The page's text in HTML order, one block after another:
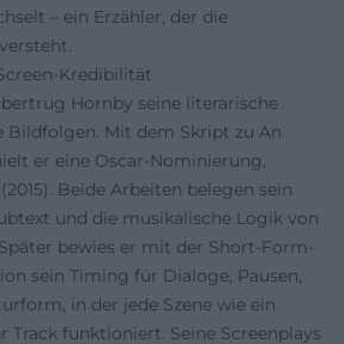
– ein Erzähler, der die
Kredibilität
Hornby seine literarische
Bildfolgen. Mit dem Skript zu An
er eine Oscar-Nominierung,
Beide Arbeiten belegen sein
und die musikalische Logik von
bewies er mit der Short-Form-
sein Timing für Dialoge, Pausen,
in der jede Szene wie ein
Track funktioniert. Seine Screenplays